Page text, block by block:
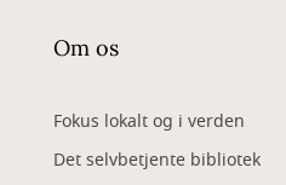
Om os
Fokus lokalt og i verden
Det selvbetjente bibliotek